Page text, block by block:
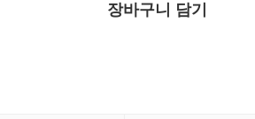
장바구니 담기